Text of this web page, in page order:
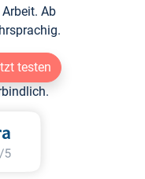
Ab
testen